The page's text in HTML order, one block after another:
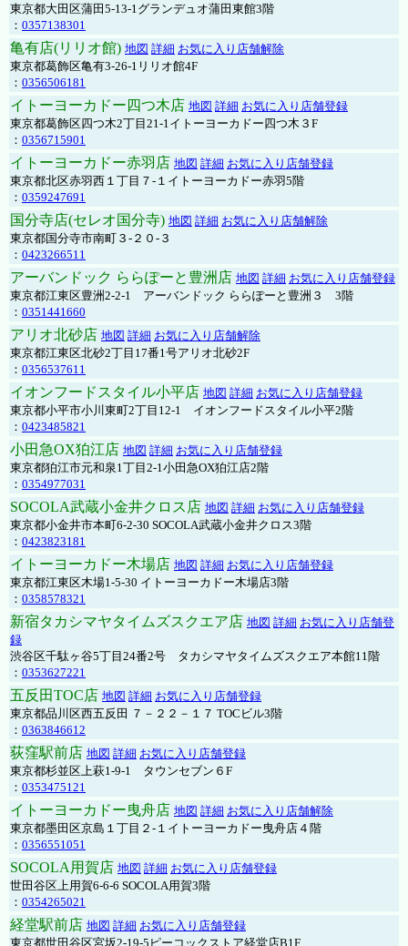
東京都大田区蒲田5-13-1グランデュオ蒲田東館3階
： 0357138301
亀有店(リリオ館) 地図 詳細 お気に入り店舗解除
東京都葛飾区亀有3-26-1リリオ館4F
： 0356506181
イトーヨーカドー四つ木店 地図 詳細 お気に入り店舗登録
東京都葛飾区四つ木2丁目21-1イトーヨーカドー四つ木３F
： 0356715901
イトーヨーカドー赤羽店 地図 詳細 お気に入り店舗登録
東京都北区赤羽西１丁目７-１イトーヨーカドー赤羽5階
： 0359247691
国分寺店(セレオ国分寺) 地図 詳細 お気に入り店舗解除
東京都国分寺市南町３-２０-３
： 0423266511
アーバンドック ららぽーと豊洲店 地図 詳細 お気に入り店舗登録
東京都江東区豊洲2-2-1 アーバンドック ららぽーと豊洲３ 3階
： 0351441660
アリオ北砂店 地図 詳細 お気に入り店舗解除
東京都江東区北砂2丁目17番1号アリオ北砂2F
： 0356537611
イオンフードスタイル小平店 地図 詳細 お気に入り店舗登録
東京都小平市小川東町2丁目12-1 イオンフードスタイル小平2階
： 0423485821
小田急OX狛江店 地図 詳細 お気に入り店舗登録
東京都狛江市元和泉1丁目2-1小田急OX狛江店2階
： 0354977031
SOCOLA武蔵小金井クロス店 地図 詳細 お気に入り店舗登録
東京都小金井市本町6-2-30 SOCOLA武蔵小金井クロス3階
： 0423823181
イトーヨーカドー木場店 地図 詳細 お気に入り店舗登録
東京都江東区木場1-5-30 イトーヨーカドー木場店3階
： 0358578321
新宿タカシマヤタイムズスクエア店 地図 詳細 お気に入り店舗登
録
渋谷区千駄ヶ谷5丁目24番2号 タカシマヤタイムズスクエア本館11階
： 0353627221
五反田TOC店 地図 詳細 お気に入り店舗登録
東京都品川区西五反田 ７－２２－１７ TOCビル3階
： 0363846612
荻窪駅前店 地図 詳細 お気に入り店舗登録
東京都杉並区上萩1-9-1 タウンセブン６F
： 0353475121
イトーヨーカドー曳舟店 地図 詳細 お気に入り店舗解除
東京都墨田区京島１丁目２-１イトーヨーカドー曳舟店４階
： 0356551051
SOCOLA用賀店 地図 詳細 お気に入り店舗登録
世田谷区上用賀6-6-6 SOCOLA用賀3階
： 0354265021
経堂駅前店 地図 詳細 お気に入り店舗登録
東京都世田谷区宮坂2-19-5ピーコックストア経堂店B1F